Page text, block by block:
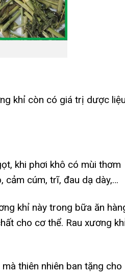
khỉ còn có giá trị dược
khi phơi khô có mùi thơm
cảm cúm, trĩ, đau dạ dày,…
khỉ này trong bữa ăn
cho cơ thể. Rau xương
thiên nhiên ban tặng cho